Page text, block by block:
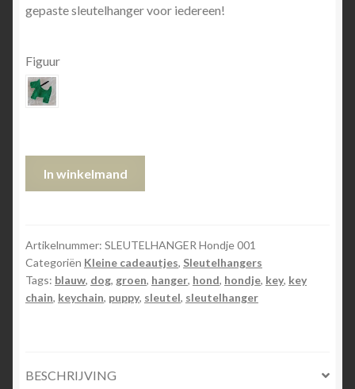
gepaste sleutelhanger voor iedereen!
Figuur
In winkelmand
Artikelnummer: SLEUTELHANGER Hondje 001
Categoriën Kleine cadeautjes, Sleutelhangers
Tags: blauw, dog, groen, hanger, hond, hondje, key, key
chain, keychain, puppy, sleutel, sleutelhanger
BESCHRIJVING